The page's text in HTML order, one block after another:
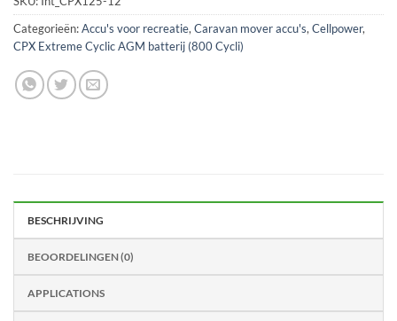
Categorieën:Accu's voor recreatie, Caravan mover accu's, Cellpower,
CPX Extreme Cyclic AGM batterij (800 Cycli)
BESCHRIJVING
BEOORDELINGEN (0)
APPLICATIONS